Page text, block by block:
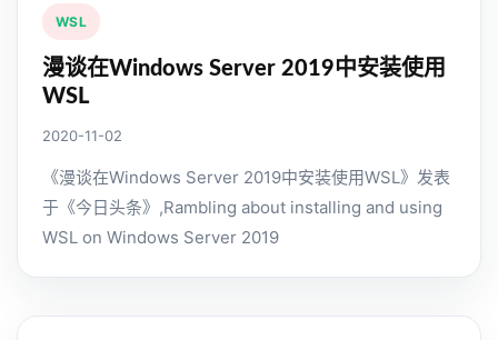
WSL
漫谈在Windows Server 2019中安装使用
WSL
2020-11-02
《漫谈在Windows Server 2019中安装使用WSL》发表
于《今日头条》,Rambling about installing and using
WSL on Windows Server 2019